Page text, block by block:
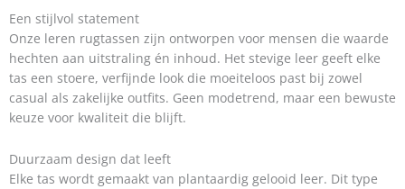
Een stijlvol statement
Onze leren rugtassen zijn ontworpen voor mensen die waarde
hechten aan uitstraling én inhoud. Het stevige leer geeft elke
tas een stoere, verfijnde look die moeiteloos past bij zowel
casual als zakelijke outfits. Geen modetrend, maar een bewuste
keuze voor kwaliteit die blijft.
Duurzaam design dat leeft
Elke tas wordt gemaakt van plantaardig gelooid leer. Dit type